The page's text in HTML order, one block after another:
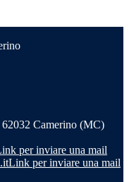
Camerino (MC)
per inviare una mail
Link per inviare una mail